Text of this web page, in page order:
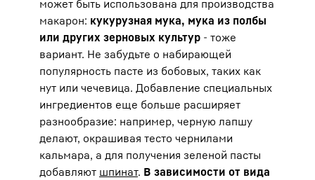
может быть использована для производства
макарон: кукурузная мука, мука из полбы
или других зерновых культур - тоже
вариант. Не забудьте о набирающей
популярность пасте из бобовых, таких как
нут или чечевица. Добавление специальных
ингредиентов еще больше расширяет
разнообразие: например, черную лапшу
делают, окрашивая тесто чернилами
кальмара, а для получения зеленой пасты
добавляют шпинат. В зависимости от вида